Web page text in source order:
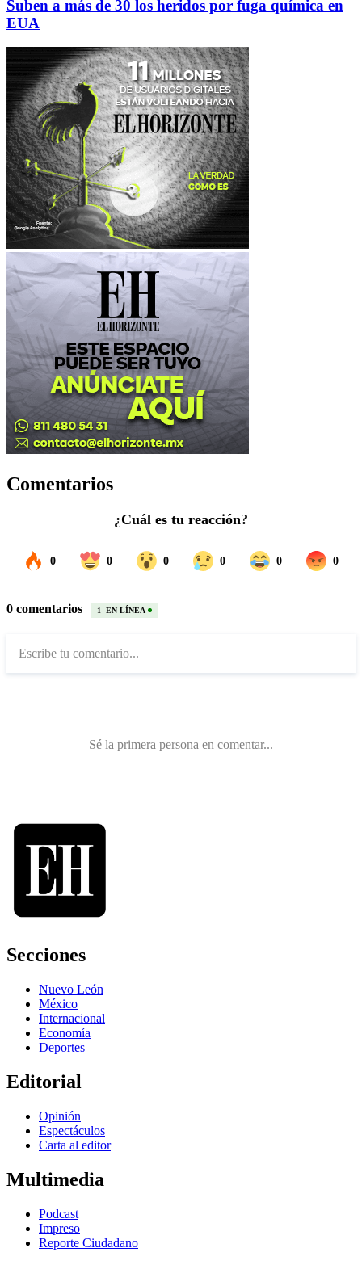
Suben a más de 30 los heridos por fuga química en
EUA
Comentarios
Secciones
Nuevo León
México
Internacional
Economía
Deportes
Editorial
Opinión
Espectáculos
Carta al editor
Multimedia
Podcast
Impreso
Reporte Ciudadano